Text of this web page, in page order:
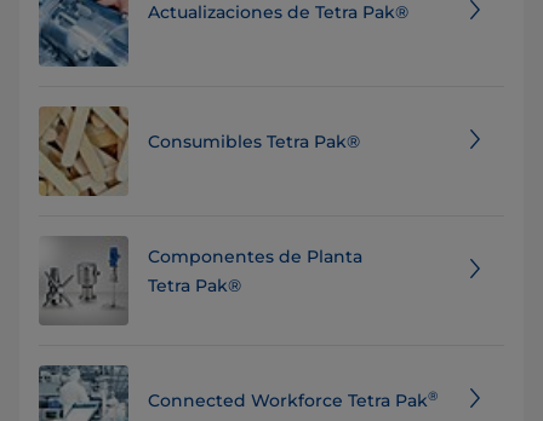
Actualizaciones de Tetra Pak®
Consumibles Tetra Pak®
Componentes de Planta
Tetra Pak®
Connected Workforce Tetra Pak®